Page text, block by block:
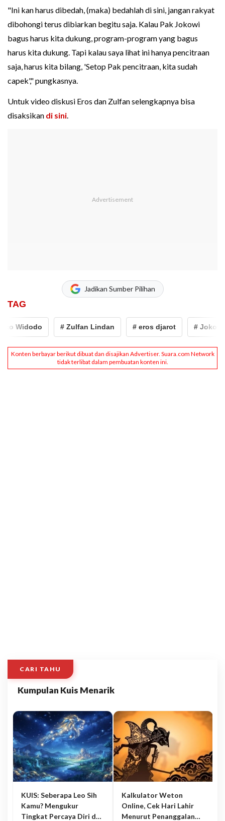
"Ini kan harus dibedah, (maka) bedahlah di sini, jangan rakyat
dibohongi terus dibiarkan begitu saja. Kalau Pak Jokowi
bagus harus kita dukung, program-program yang bagus
harus kita dukung. Tapi kalau saya lihat ini hanya pencitraan
saja, harus kita bilang, 'Setop Pak pencitraan, kita sudah
capek'," pungkasnya.
Untuk video diskusi Eros dan Zulfan selengkapnya bisa
disaksikan di sini.
Jadikan Sumber Pilihan
TAG
Widodo # Zulfan Lindan # eros djarot # Jokowi
CARI TAHU
Kumpulan Kuis Menarik
KUIS: Seberapa Leo Sih
Kamu? Mengukur
Tingkat Percaya Diri dan
Kalkulator Weton
Online, Cek Hari Lahir
Menurut Penanggalan